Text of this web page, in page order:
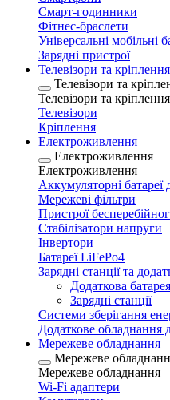
Смарт-годинники
Фітнес-браслети
Універсальні мобільні
Зарядні пристрої
Телевізори та кріплення
Телевізори та
Телевізори та кріплення
Телевізори
Кріплення
Електроживлення
Електроживлення
Електроживлення
Аккумуляторні
Мережеві фільтри
Пристрої
Стабілізатори напруги
Інвертори
Батареї LiFePo4
Зарядні станції та
Додаткова
Зарядні станції
Системи зберігання
Додаткове
Мережеве обладнання
Мережеве
Мережеве обладнання
Wi-Fi адаптери